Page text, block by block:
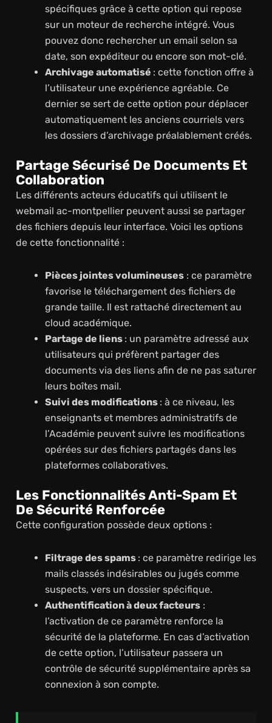
spécifiques grâce à cette option qui repose
sur un moteur de recherche intégré. Vous
pouvez donc rechercher un email selon sa
date, son expéditeur ou encore son mot-clé.
Archivage automatisé : cette fonction offre à
l’utilisateur une expérience agréable. Ce
dernier se sert de cette option pour déplacer
automatiquement les anciens courriels vers
les dossiers d’archivage préalablement créés.
Partage Sécurisé De Documents Et
Collaboration
Les différents acteurs éducatifs qui utilisent le
webmail ac-montpellier peuvent aussi se partager
des fichiers depuis leur interface. Voici les options
de cette fonctionnalité :
Pièces jointes volumineuses: ce paramètre
favorise le téléchargement des fichiers de
grande taille. Il est rattaché directement au
cloud académique.
Partage de liens : un paramètre adressé aux
utilisateurs qui préfèrent partager des
documents via des liens afin de ne pas saturer
leurs boîtes mail.
Suivi des modifications : à ce niveau, les
enseignants et membres administratifs de
l’Académie peuvent suivre les modifications
opérées sur des fichiers partagés dans les
plateformes collaboratives.
Les Fonctionnalités Anti-Spam Et
De Sécurité Renforcée
Cette configuration possède deux options :
Filtrage des spams : ce paramètre redirige les
mails classés indésirables ou jugés comme
suspects, vers un dossier spécifique.
Authentification à deux facteurs:
l’activation de ce paramètre renforce la
sécurité de la plateforme. En cas d’activation
de cette option, l’utilisateur passera un
contrôle de sécurité supplémentaire après sa
connexion à son compte.